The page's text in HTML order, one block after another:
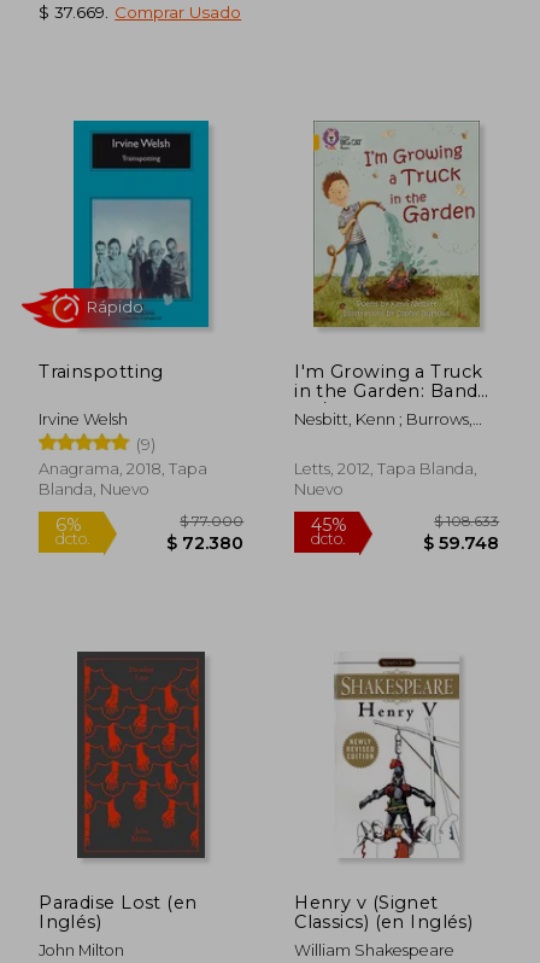
$ 37.669
Comprar Usado
Trainspotting
Irvine Welsh
(9)
Anagrama, 2018, Tapa
Blanda, Nuevo
6%
dcto. $ 72.380
Rápido
I'm Growing a Truck
in the Garden: Band
09/Gold (en Inglés)
Nesbitt, Kenn ; Burrows,
Letts, 2012, Tapa Blanda,
Nuevo
45%
dcto.
Paradise Lost (en
Inglés)
John Milton
Henry v (Signet
Classics) (en Inglés)
William Shakespeare